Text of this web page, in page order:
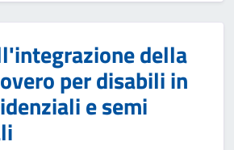
della
per disabili in
e semi